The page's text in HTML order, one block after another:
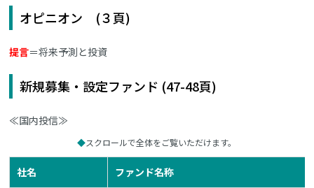
オピニオン (３頁)
提言＝将来予測と投資
新規募集・設定ファンド (47-48頁)
≪国内投信≫
スクロールで全体をご覧いただけます。
社名 ファンド名称